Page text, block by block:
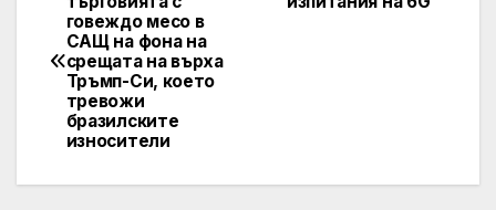
navigation
говеждо месо в
САЩ на фона на
срещата на върха
Тръмп-Си, което
тревожи
бразилските
износители